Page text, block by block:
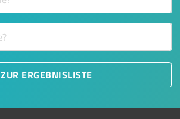
ZUR ERGEBNISLISTE